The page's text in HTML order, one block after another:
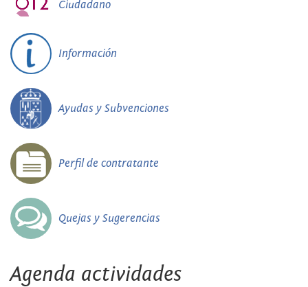
Ciudadano
Información
Ayudas y Subvenciones
Perfil de contratante
Quejas y Sugerencias
Agenda actividades